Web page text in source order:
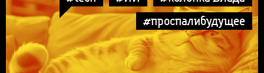
#проспалибудущее